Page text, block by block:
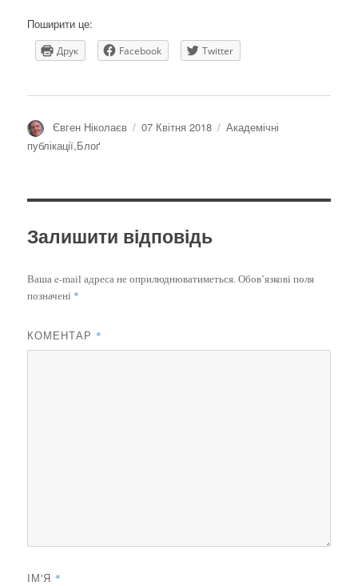
Поширити це:
Друк Facebook Twitter
Автор
Євген Ніколаєв Оприлюднено
07 Квітня 2018 Категорії
Академічні
публікації,Блоґ
Залишити відповідь
Ваша e-mail адреса не оприлюднюватиметься. Обов’язкові поля
позначені *
КОМЕНТАР *
ІМ'Я *